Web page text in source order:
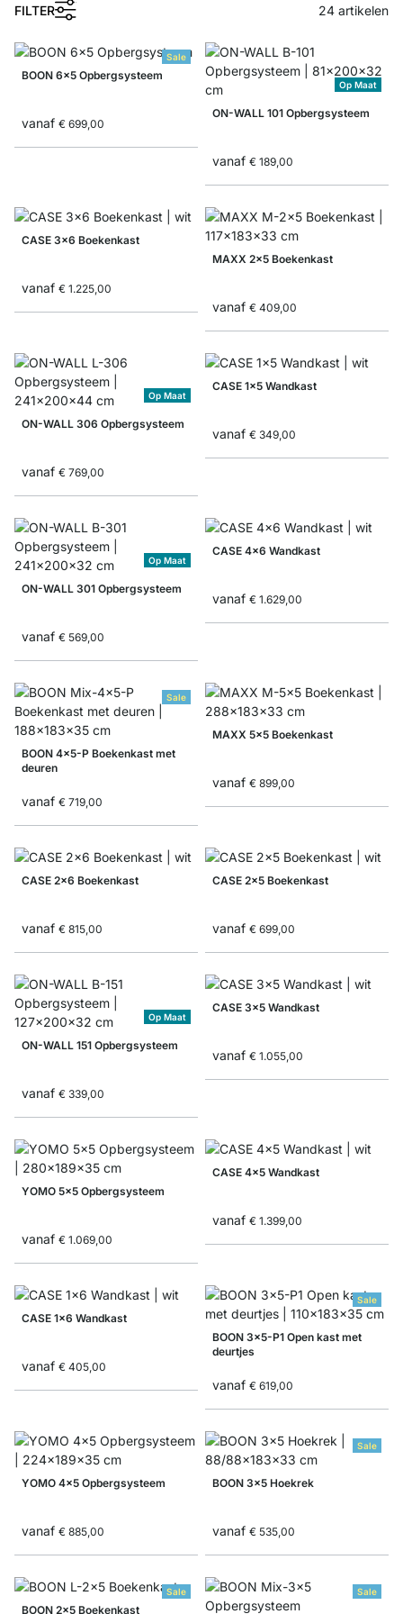
FILTER 24 artikelen
Sale
BOON 6x5 Opbergsysteem
vanaf € 699,00
Op Maat
ON-WALL 101 Opbergsysteem
vanaf € 189,00
CASE 3x6 Boekenkast
vanaf € 1.225,00
MAXX 2x5 Boekenkast
vanaf € 409,00
Op Maat
ON-WALL 306 Opbergsysteem
vanaf € 769,00
CASE 1x5 Wandkast
vanaf € 349,00
Op Maat
ON-WALL 301 Opbergsysteem
vanaf € 569,00
CASE 4x6 Wandkast
vanaf € 1.629,00
Sale
BOON 4x5-P Boekenkast met
deuren
vanaf € 719,00
MAXX 5x5 Boekenkast
vanaf € 899,00
CASE 2x6 Boekenkast
vanaf € 815,00
CASE 2x5 Boekenkast
vanaf € 699,00
Op Maat
ON-WALL 151 Opbergsysteem
vanaf € 339,00
CASE 3x5 Wandkast
vanaf € 1.055,00
YOMO 5x5 Opbergsysteem
vanaf € 1.069,00
CASE 4x5 Wandkast
vanaf € 1.399,00
CASE 1x6 Wandkast
vanaf € 405,00
Sale
BOON 3x5-P1 Open kast met
deurtjes
vanaf € 619,00
YOMO 4x5 Opbergsysteem
vanaf € 885,00
Sale
BOON 3x5 Hoekrek
vanaf € 535,00
Sale
BOON 2x5 Boekenkast
Sale